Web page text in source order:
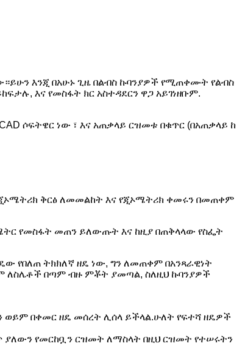
እንጂ በአሁኑ ጊዜ በልብስ ኩባንያዎች የሚጠቀሙት የልብስ
እና የመስፋት ክር አስተዳደርን ዋጋ አይገነዘቡም.
ሶፍትዌር ነው ፣ እና አጠቃላይ ርዝመቱ በቁጥር (በአጠቃላይ ከ
ቅርፅ ለመመልከት እና የጂኦሜትሪክ ቀመሩን በመጠቀም
የመስፋት መጠን ይለውጡት እና ከዚያ በጠቅላላው የስፌት
የበለጠ ትክክለኛ ዘዴ ነው, ግን ለመጠቀም በአንጻራዊነት
ለስሌቶች በጣም ብዙ ምቾት ያመጣል, ስለዚህ ኩባንያዎች
በቀመር ዘዴ መሰረት ሊሰላ ይችላል.ሁለት የፍተሻ ዘዴዎች
ያለውን የመርከቧን ርዝመት ለማስላት በዚህ ርዝመት የተሠሩትን